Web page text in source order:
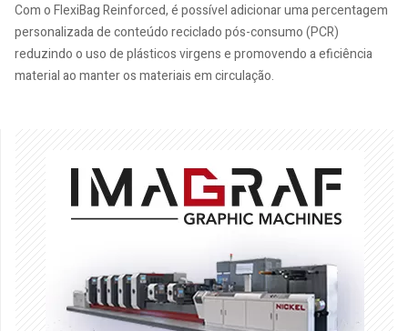
Com o FlexiBag Reinforced, é possível adicionar uma percentagem
personalizada de conteúdo reciclado pós-consumo (PCR)
reduzindo o uso de plásticos virgens e promovendo a eficiência
material ao manter os materiais em circulação.